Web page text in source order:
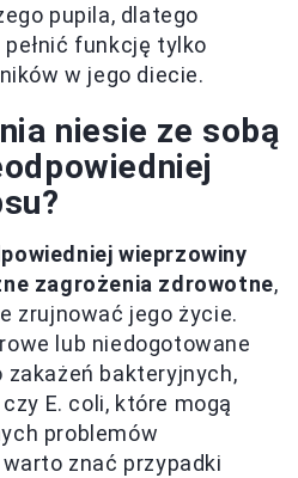
pupila, dlatego
funkcję tylko
w jego diecie.
niesie ze sobą
wieprzowiny
zagrożenia zdrowotne,
zrujnować jego życie.
lub niedogotowane
bakteryjnych,
E. coli, które mogą
problemów
znać przypadki